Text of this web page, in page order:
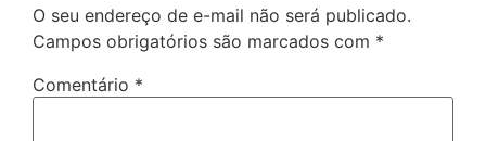
O seu endereço de e-mail não será publicado.
Campos obrigatórios são marcados com *
Comentário *